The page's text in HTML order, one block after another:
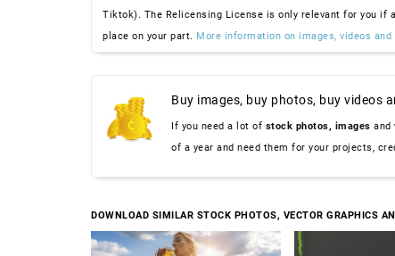
Tiktok). The Relicensing License is only relevant for you if
place on your part. More information on images, videos
Buy images, buy photos, buy videos
If you need a lot of stock photos, images and
of a year and need them for your projects,
DOWNLOAD SIMILAR STOCK PHOTOS, VECTOR GRAPHICS